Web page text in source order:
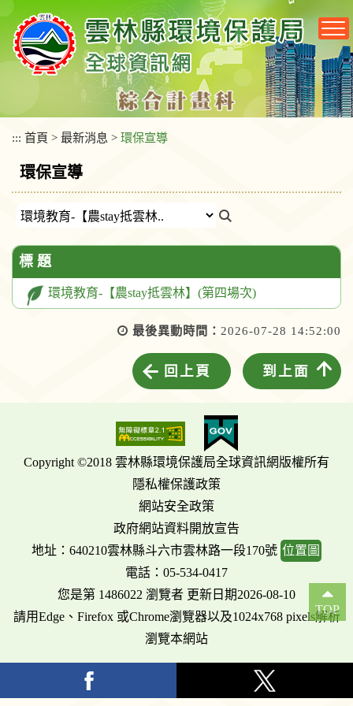
要
區
::: 首頁 > 最新消息 > 環保宣導
環保宣導
標 題
環境教育-【農stay抵雲林】(第四場次)
最後異動時間： 2026-07-28 14:52:00
回上頁 到上面
Copyright ©2018 雲林縣環境保護局全球資訊網版權所有
隱私權保護政策
網站安全政策
政府網站資料開放宣告
地址：640210雲林縣斗六市雲林路一段170號 位置圖
電話：05-534-0417
您是第 1486022 瀏覽者 更新日期2026-08-10
請用Edge、Firefox 或Chrome瀏覽器以及1024x768 pixels解析
瀏覽本網站
TOP